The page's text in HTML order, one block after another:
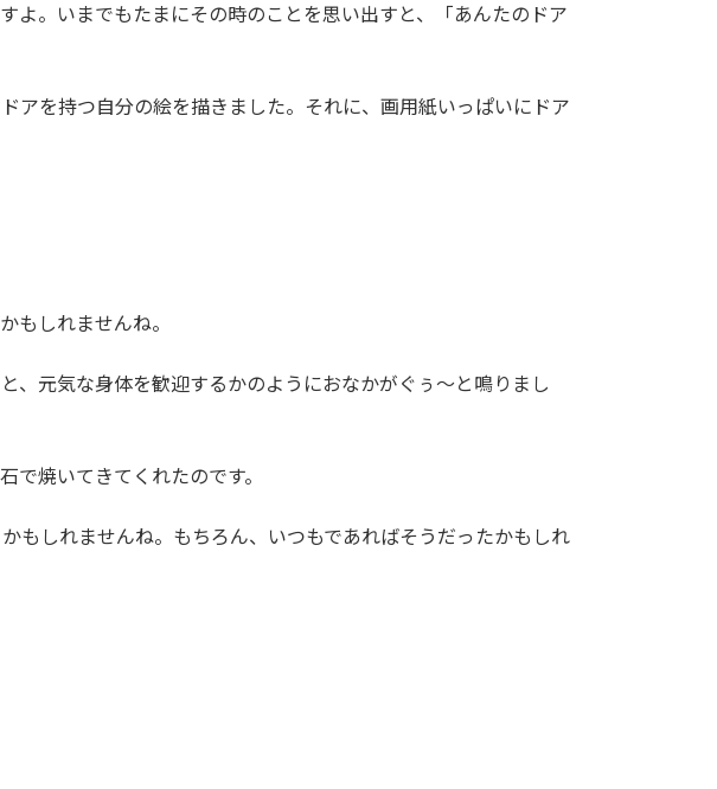
よ。いまでもたまにその時のことを思い出すと、「あんたのドア
アを持つ自分の絵を描きました。それに、画用紙いっぱいにドア
もしれませんね。
、元気な身体を歓迎するかのようにおなかがぐぅ〜と鳴りまし
で焼いてきてくれたのです。
もしれませんね。もちろん、いつもであればそうだったかもしれ